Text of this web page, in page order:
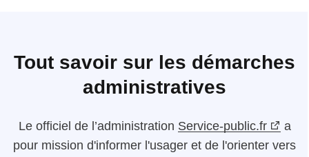
Tout savoir sur les démarches
administratives
Le officiel de l’administration Service-public.fr
a
pour mission d'informer l'usager et de l'orienter vers